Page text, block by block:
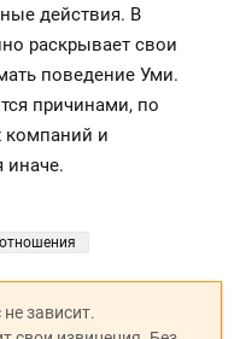
действия. В
раскрывает свои
поведение Уми.
причинами, по
компаний и
иначе.
зависит.